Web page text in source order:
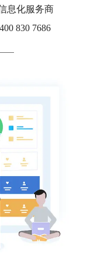
息化服务商
830 7686